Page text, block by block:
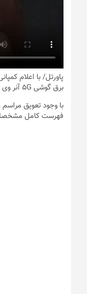
پاورتل
برق گوشی ۵G آنر وی ۴۰ را در این ویدیوی کوتاه ببینیم.
فهرست کامل مشخصات